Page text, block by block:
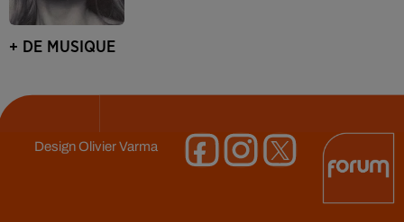
+ DE MUSIQUE
DesignOlivier Varma